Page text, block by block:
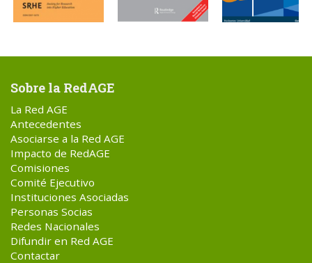
Sobre la RedAGE
La Red AGE
Antecedentes
Asociarse a la Red AGE
Impacto de RedAGE
Comisiones
Comité Ejecutivo
Instituciones Asociadas
Personas Socias
Redes Nacionales
Difundir en Red AGE
Contactar